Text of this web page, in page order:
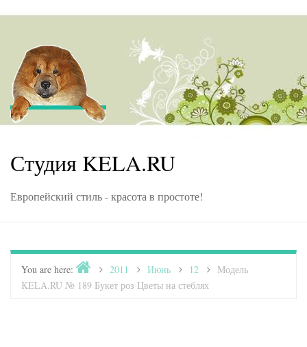
Студия KELA.RU
Европейский стиль - красота в простоте!
You are here: Home2011 Июнь 12
Модель
KELA.RU № 189 Букет роз Цветы на стеблях